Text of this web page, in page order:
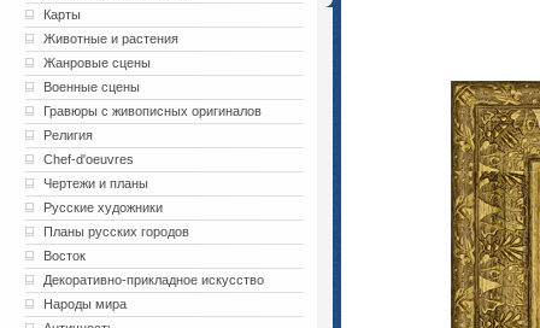
Карты
Животные и растения
Жанровые сцены
Военные сцены
Гравюры с живописных оригиналов
Религия
Chef-d'oeuvres
Чертежи и планы
Русские художники
Планы русских городов
Восток
Декоративно-прикладное искусство
Народы мира